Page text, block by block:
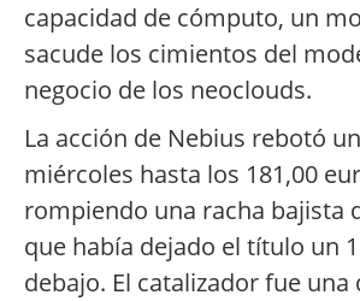
capacidad de cómputo, un
sacude los cimientos del
negocio de los neoclouds.
La acción de Nebius rebotó
miércoles hasta los 181,00
rompiendo una racha bajista
que había dejado el título un
debajo. El catalizador fue una